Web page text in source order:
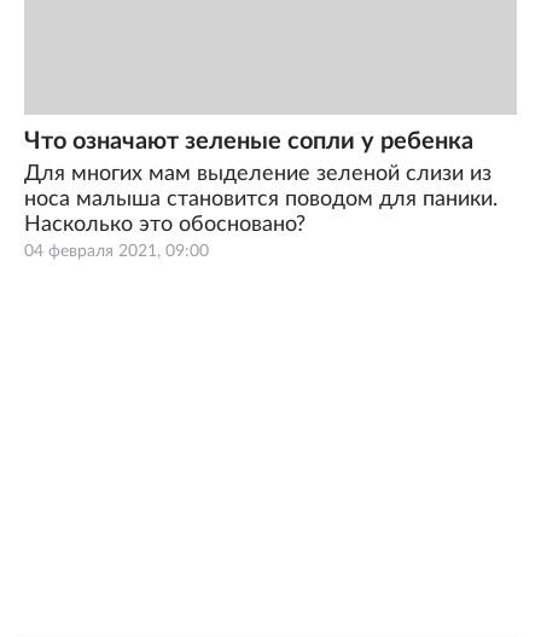
04 февраля 2021, 09:00
Что означают зеленые сопли у ребенка
Для многих мам выделение зеленой слизи из
носа малыша становится поводом для паники.
Насколько это обосновано?